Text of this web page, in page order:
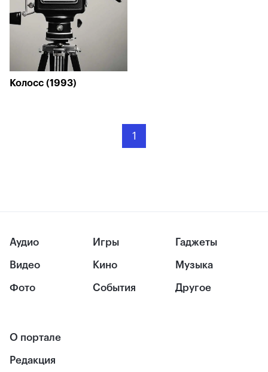
Колосс (1993)
1
Аудио
Видео
Фото
Игры
Кино
События
Гаджеты
Музыка
Другое
О портале
Редакция